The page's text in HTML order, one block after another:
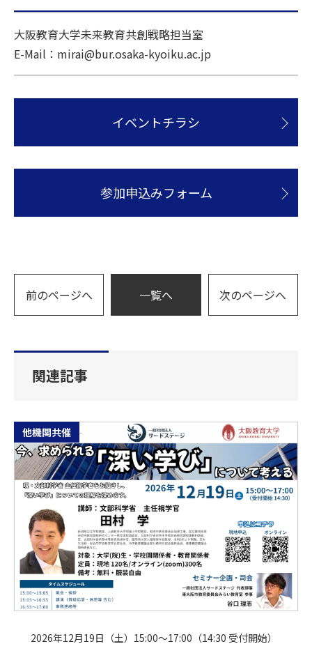
大阪教育大学未来教育共創戦略担当室
E-Mail：mirai@bur.osaka-kyoiku.ac.jp
イベントチラシ
参加申込みフォーム
前のページへ 一覧へ 次のページへ
関連記事
他機関共催
2026年12月19日（土）15:00～17:00（14:30 受付開始）